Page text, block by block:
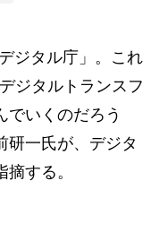
ジタル庁」。これ
ジタルトランスフ
でいくのだろう
研一氏が、デジタ
する。